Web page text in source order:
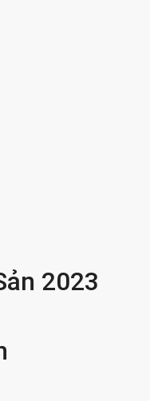
2023